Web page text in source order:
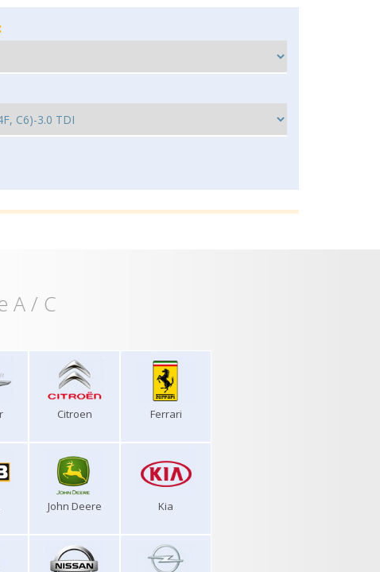
A / C
Citroen Ferrari
John Deere Kia